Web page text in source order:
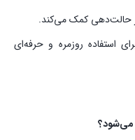
حالت‌دهی کمک می‌کند.
استفاده روزمره و حرفه‌ای